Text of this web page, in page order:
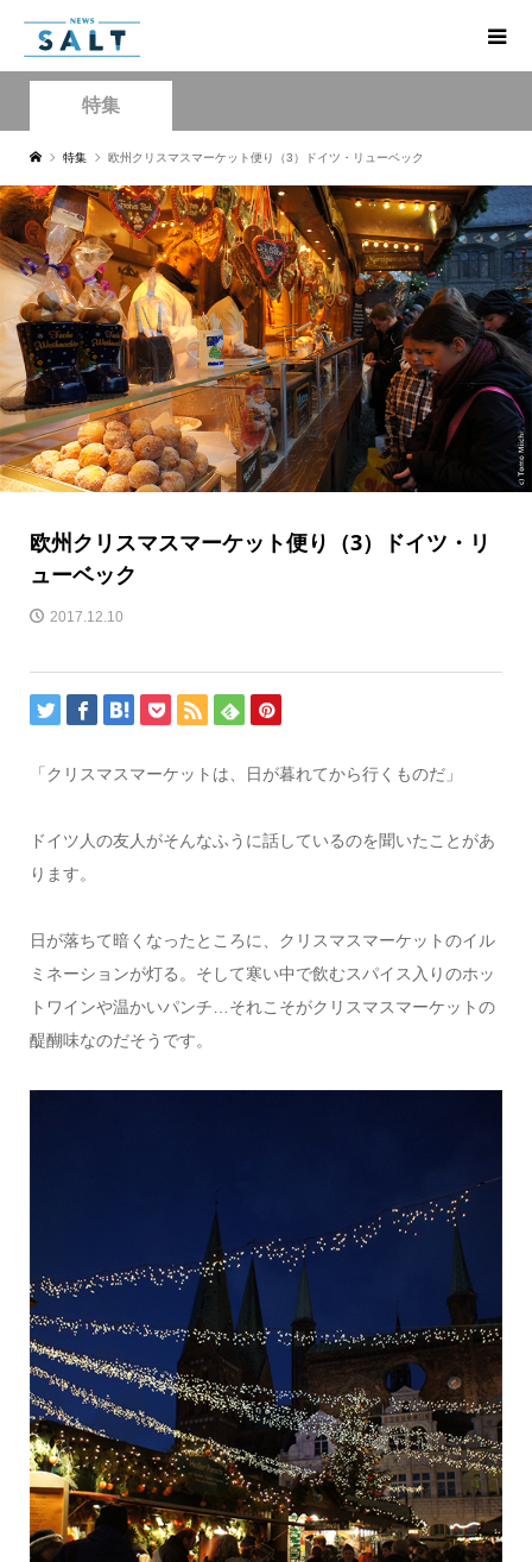
特集
特集 欧州クリスマスマーケット便り（3）ドイツ・リューベック
欧州クリスマスマーケット便り（3）ドイツ・リ
ューベック
2017.12.10
「クリスマスマーケットは、日が暮れてから行くものだ」
ドイツ人の友人がそんなふうに話しているのを聞いたことがあ
ります。
日が落ちて暗くなったところに、クリスマスマーケットのイル
ミネーションが灯る。そして寒い中で飲むスパイス入りのホッ
トワインや温かいパンチ…それこそがクリスマスマーケットの
醍醐味なのだそうです。